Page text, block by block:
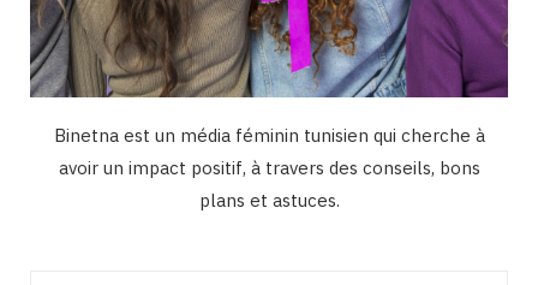
Binetna est un média féminin tunisien qui cherche à
avoir un impact positif, à travers des conseils, bons
plans et astuces.